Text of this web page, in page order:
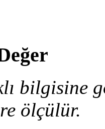
bilgisine
ölçülür.